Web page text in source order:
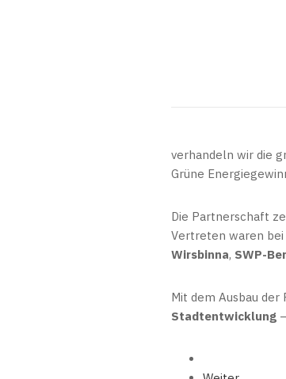
verhandeln wir die
Grüne
Die Partnerschaft
Vertreten waren
Wirsbinna, SWP-
Mit dem Ausbau
Stadtentwicklung